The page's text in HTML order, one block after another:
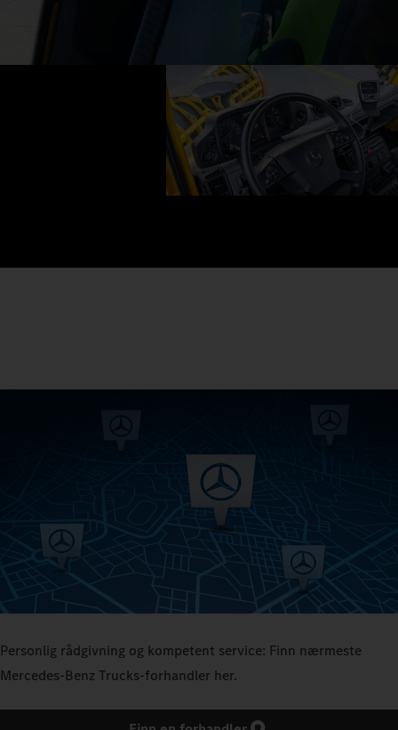
Personlig rådgivning og kompetent service: Finn nærmeste
Mercedes‑Benz Trucks-forhandler her.